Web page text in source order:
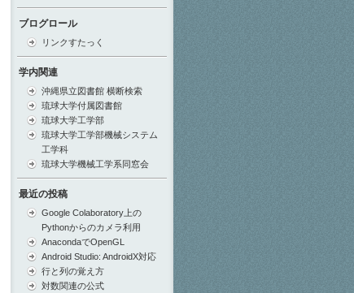
ブログロール
リンクすたっく
学内関連
沖縄県立図書館 横断検索
琉球大学付属図書館
琉球大学工学部
琉球大学工学部機械システム
工学科
琉球大学機械工学系同窓会
最近の投稿
Google Colaboratory上の
Pythonからのカメラ利用
AnacondaでOpenGL
Android Studio: AndroidX対応
行と列の覚え方
対数関連の公式